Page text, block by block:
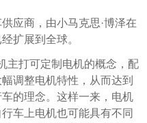
应商，由小马克思·博泽在
扩展到全球。
主打可定制电机的概念，配
调整电机特性，从而达到
的理念。这样一来，电机
车上电机也可能具有不同